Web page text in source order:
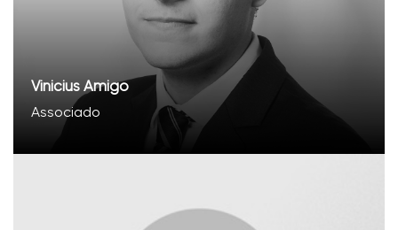
Vinicius Amigo
Associado